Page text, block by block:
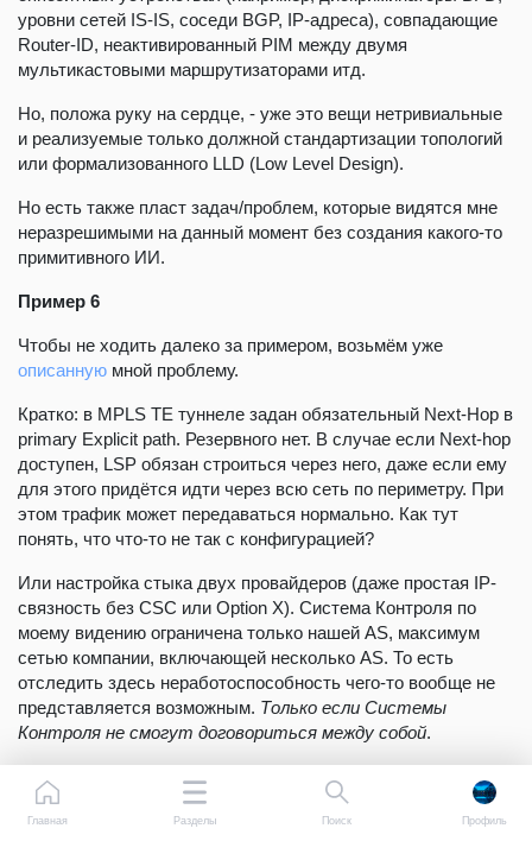
уровни сетей IS-IS, соседи BGP, IP-адреса), совпадающие
Router-ID, неактивированный PIM между двумя
мультикастовыми маршрутизаторами итд.
Но, положа руку на сердце, - уже это вещи нетривиальные
и реализуемые только должной стандартизации топологий
или формализованного LLD (Low Level Design).
Но есть также пласт задач/проблем, которые видятся мне
неразрешимыми на данный момент без создания какого-то
примитивного ИИ.
Пример 6
Чтобы не ходить далеко за примером, возьмём уже
описанную мной проблему.
Кратко: в MPLS TE туннеле задан обязательный Next-Hop в
primary Expliсit path. Резервного нет. В случае если Next-hop
доступен, LSP обязан строиться через него, даже если ему
для этого придётся идти через всю сеть по периметру. При
этом трафик может передаваться нормально. Как тут
понять, что что-то не так с конфигурацией?
Или настройка стыка двух провайдеров (даже простая IP-
связность без CSC или Option X). Система Контроля по
моему видению ограничена только нашей AS, максимум
сетью компании, включающей несколько AS. То есть
отследить здесь неработоспособность чего-то вообще не
представляется возможным. Только если Системы
Контроля не смогут договориться между собой.
Интеллектуальная
Главная Разделы Поиск Профиль